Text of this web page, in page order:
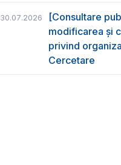
30.07.2026
[Consultare
modificarea și
privind
Cercetare